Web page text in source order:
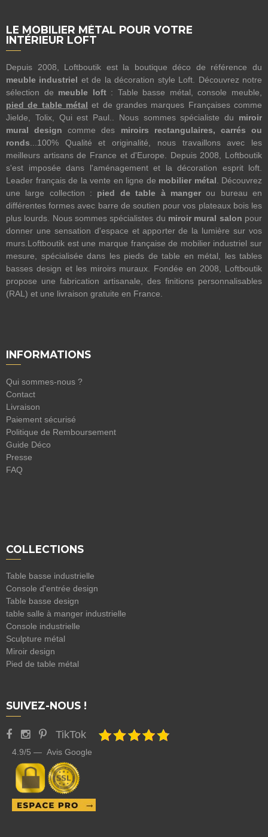
LE MOBILIER MÉTAL POUR VOTRE
INTÉRIEUR LOFT
Depuis 2008, Loftboutik est la boutique déco de référence du
meuble industriel et de la décoration style Loft. Découvrez notre
sélection de meuble loft: Table basse métal, console meuble,
pied de table métal et de grandes marques Françaises comme
Jielde, Tolix, Qui est Paul.. Nous sommes spécialiste du miroir
mural design comme des miroirs rectangulaires, carrés ou
ronds...100% Qualité et originalité, nous travaillons avec les
meilleurs artisans de France et d'Europe. Depuis 2008, Loftboutik
s'est imposée dans l'aménagement et la décoration esprit loft.
Leader français de la vente en ligne de mobilier métal. Découvrez
une large collection : pied de table à mangerou bureau en
différentes formes avec barre de soutien pour vos plateaux bois les
plus lourds. Nous sommes spécialistes du miroir mural salon pour
donner une sensation d'espace et apporter de la lumière sur vos
murs.Loftboutik est une marque française de mobilier industriel sur
mesure, spécialisée dans les pieds de table en métal, les tables
basses design et les miroirs muraux. Fondée en 2008, Loftboutik
propose une fabrication artisanale, des finitions personnalisables
(RAL) et une livraison gratuite en France.
INFORMATIONS
Qui sommes-nous ?
Contact
Livraison
Paiement sécurisé
Politique de Remboursement
Guide Déco
Presse
FAQ
COLLECTIONS
Table basse industrielle
Console d'entrée design
Table basse design
table salle à manger industrielle
Console industrielle
Sculpture métal
Miroir design
Pied de table métal
SUIVEZ-NOUS !
TikTok
4.9/5 — Avis Google